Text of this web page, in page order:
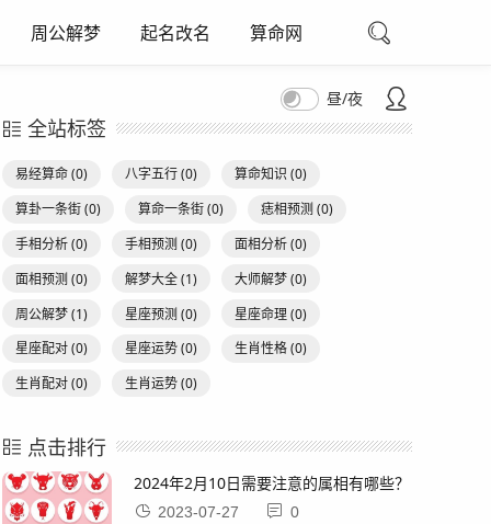
周公解梦 起名改名 算命网
昼/夜
全站标签
易经算命(0) 八字五行(0) 算命知识 (0)
算卦一条街(0) 算命一条街(0) 痣相预测 (0)
手相分析(0) 手相预测 (0) 面相分析(0)
面相预测 (0) 解梦大全(1) 大师解梦(0)
周公解梦(1) 星座预测 (0) 星座命理(0)
星座配对(0) 星座运势(0) 生肖性格(0)
生肖配对(0) 生肖运势(0)
点击排行
2024年2月10日需要注意的属相有哪些？
2023-07-27 0